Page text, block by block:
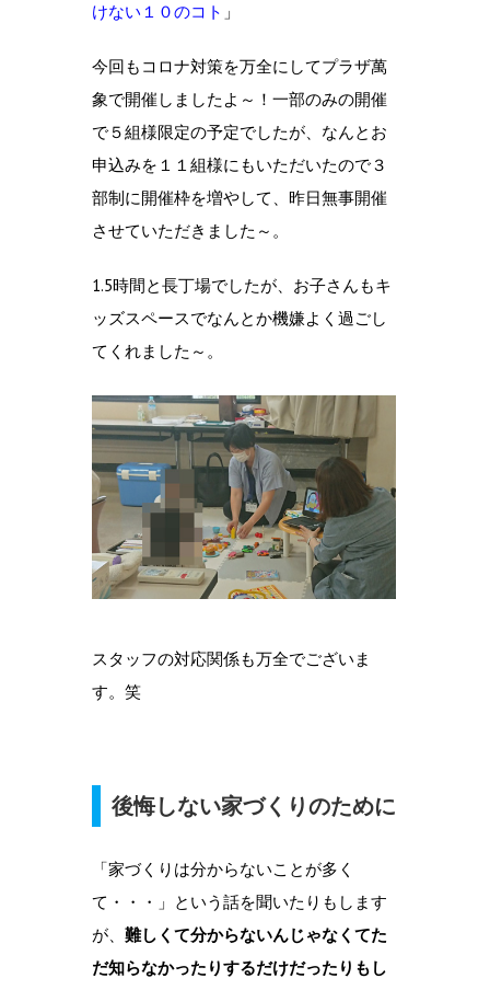
けない１０のコト 」
今回もコロナ対策を万全にしてプラザ萬
象で開催しましたよ～！一部のみの開催
で５組様限定の予定でしたが、なんとお
申込みを１１組様にもいただいたので３
部制に開催枠を増やして、昨日無事開催
させていただきました～。
1.5時間と長丁場でしたが、お子さんもキ
ッズスペースでなんとか機嫌よく過ごし
てくれました～。
スタッフの対応関係も万全でございま
す。笑
後悔しない家づくりのために
「家づくりは分からないことが多く
て・・・」という話を聞いたりもします
が、 難しくて分からないんじゃなくてた
だ知らなかったりするだけだったりもし